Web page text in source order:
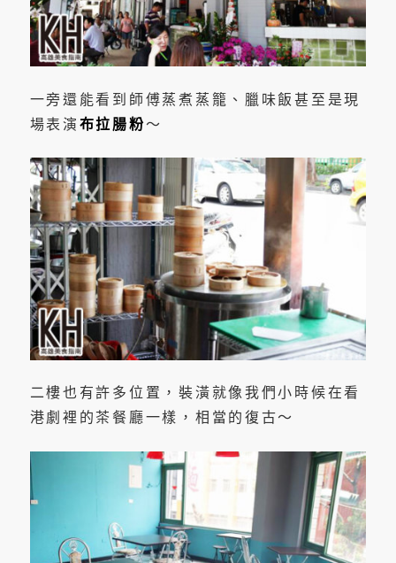
一旁還能看到師傅蒸煮蒸籠、臘味飯甚至是現
場表演 布拉腸粉～
二樓也有許多位置，裝潢就像我們小時候在看
港劇裡的茶餐廳一樣，相當的復古～